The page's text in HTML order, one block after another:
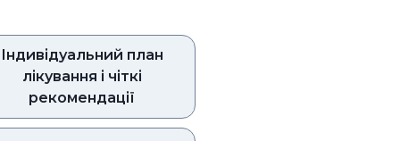
Індивідуальний план
лікування і чіткі
рекомендації